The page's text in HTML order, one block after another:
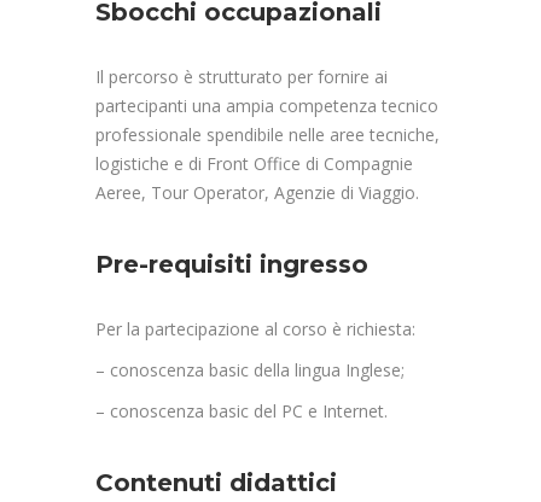
Sbocchi occupazionali
Il percorso è strutturato per fornire ai
partecipanti una ampia competenza tecnico
professionale spendibile nelle aree tecniche,
logistiche e di Front Office di Compagnie
Aeree, Tour Operator, Agenzie di Viaggio.
Pre-requisiti ingresso
Per la partecipazione al corso è richiesta:
– conoscenza basic della lingua Inglese;
– conoscenza basic del PC e Internet.
Contenuti didattici